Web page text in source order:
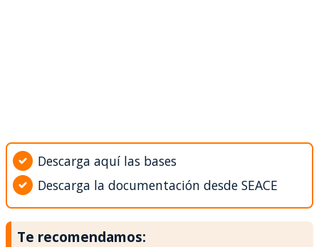
Descarga aquí las bases
Descarga la documentación desde SEACE
Te recomendamos: